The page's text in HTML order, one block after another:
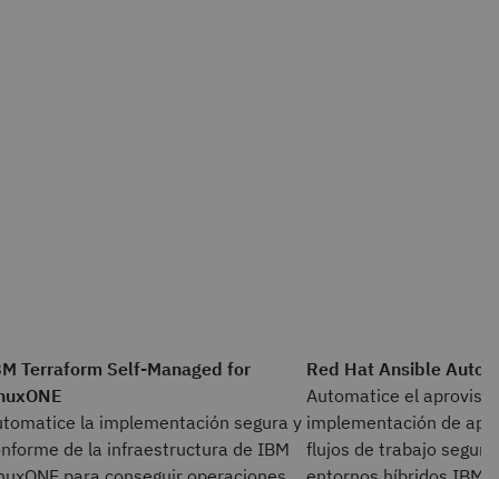
Terraform Self-Managed for
la implementación segura y
de la infraestructura de IBM
Red Hat Ansible
Automatice el
implementación de
flujos de trabajo